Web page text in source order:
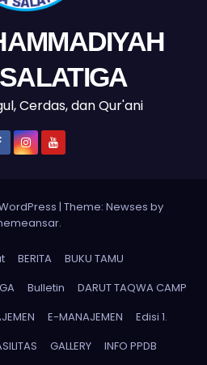
Cerdas, dan Qur'ani
| Theme: Newses by
.
BERITA
BUKU TAMU
Bulletin
DARUT TAQWA CAMP
E-MANAJEMEN
Edisi 1.
GALLERY INFO PPDB